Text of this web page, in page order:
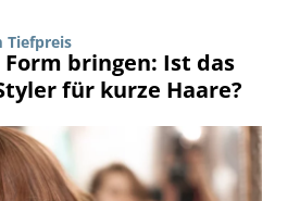
Tiefpreis
bringen: Ist das
für kurze Haare?